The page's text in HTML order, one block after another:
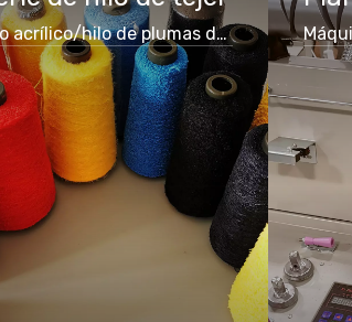
Hilo acrílico/hilo de plumas de nailon poliéster/hilo de cubierta de núcleo